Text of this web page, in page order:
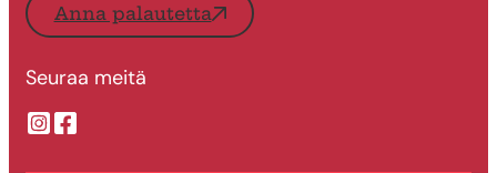
Anna palautetta
Seuraa meitä
Suonenjoen kaupungin Instragram
Suonenjoen kaupungin Facebook